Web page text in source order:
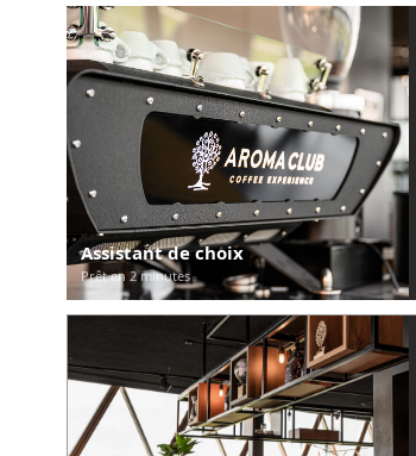
Assistant de choix
Prêt en 2 minutes